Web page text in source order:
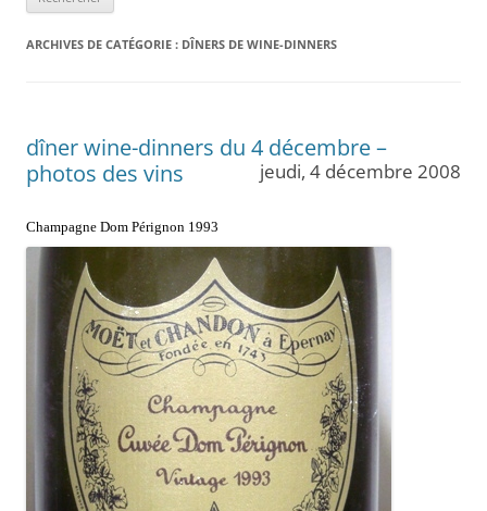
ARCHIVES DE CATÉGORIE : DÎNERS DE WINE-DINNERS
dîner wine-dinners du 4 décembre –
photos des vins
jeudi, 4 décembre 2008
Champagne Dom Pérignon 1993